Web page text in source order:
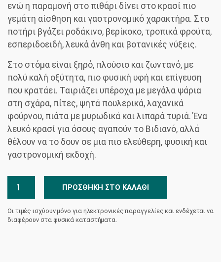
ενώ η παραμονή στο πιθάρι δίνει στο κρασί πιο
γεμάτη αίσθηση και γαστρονομικό χαρακτήρα. Στο
ποτήρι βγάζει ροδάκινο, βερίκοκο, τροπικά φρούτα,
εσπεριδοειδή, λευκά άνθη και βοτανικές νύξεις.
Στο στόμα είναι ξηρό, πλούσιο και ζωντανό, με
πολύ καλή οξύτητα, πιο φυσική υφή και επίγευση
που κρατάει. Ταιριάζει υπέροχα με μεγάλα ψάρια
στη σχάρα, πίτες, ψητά πουλερικά, λαχανικά
φούρνου, πιάτα με μυρωδικά και λιπαρά τυριά. Ένα
λευκό κρασί για όσους αγαπούν το Βιδιανό, αλλά
θέλουν να το δουν σε μια πιο ελεύθερη, φυσική και
γαστρονομική εκδοχή.
Grifos
Κτήμα
Silva
ΠΡΟΣΘΉΚΗ ΣΤΟ ΚΑΛΆΘΙ
Οι τιμές ισχύουν μόνο για ηλεκτρονικές παραγγελίες και ενδέχεται να
διαφέρουν στα φυσικά καταστήματα.